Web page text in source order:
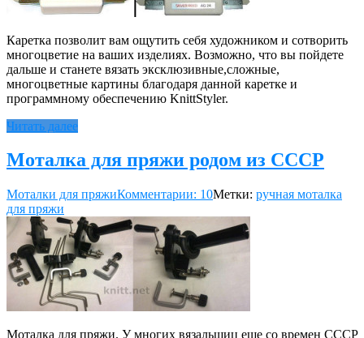
Каретка позволит вам ощутить себя художником и сотворить
многоцветие на ваших изделиях. Возможно, что вы пойдете
дальше и станете вязать эксклюзивные,сложные,
многоцветные картины благодаря данной каретке и
программному обеспечению KnittStyler.
Читать далее
Моталка для пряжи родом из СССР
Моталки для пряжиКомментарии: 10Метки: ручная моталка
для пряжи
Моталка для пряжи. У многих вязальщиц еще со времен CCCP